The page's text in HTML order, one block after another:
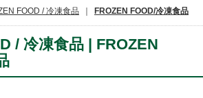
FOOD / 冷凍食品 FROZEN FOOD/冷凍食品
/ 冷凍食品 | FROZEN